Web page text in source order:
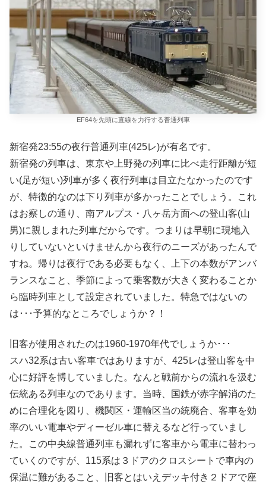
EF64を先頭に直線を力行する普通列車
新宿発23:55の夜行普通列車(425レ)が有名です。
新宿発の列車は、東京や上野発の列車に比べ走行距離が短
い(足が短い)列車が多く夜行列車は目立たなかったのです
が、特徴的なのは下り列車が多かったことでしょう。これ
はお察しの通り、南アルプス・八ヶ岳方面への登山客(山
男)に親しまれた列車だからです。つまりは早朝に現地入
りしていないといけませんから夜行のニーズがあったんで
すね。帰りは夜行である必要もなく、上下の本数がアンバ
ランスなこと、季節によって乗客数が大きく変わることか
ら臨時列車として設定されていました。特急ではないの
は･･･予算的なところでしょうか？！
旧客が使用されたのは1960-1970年代でしょうか･･･
スハ32系は古い客車ではありますが、425レは登山客を中
心に好評を博していました。なんと戦前からの流れを汲む
伝統ある列車なのであります。当時、国鉄が赤字解消のた
めに合理化を図り、機関区・運輸区当の統廃合、客車を効
率のいい電車やディーゼル車に替えるなど行っていまし
た。この中央線普通列車も漏れずに客車から電車に替わっ
ていくのですが、115系は３ドアのクロスシートで車内の
保温に難があること、旧客とはいえデッキ付き２ドアで座